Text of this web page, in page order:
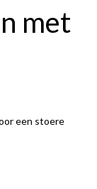
met
een stoere